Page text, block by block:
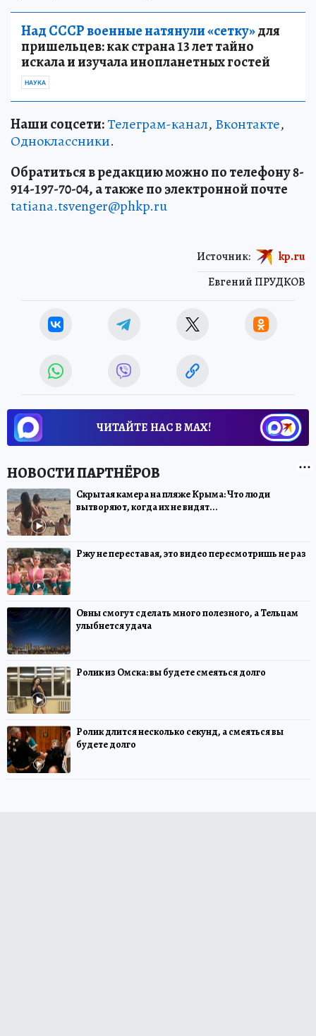
Над СССР военные натянули «сетку»для
пришельцев: как страна 13 лет тайно
искала и изучала инопланетных гостей
НАУКА
Наши соцсети:Телеграм-канал, Вконтакте,
Одноклассники.
Обратиться в редакцию можно по телефону 8-
914-197-70-04, а также по электронной почте
tatiana.tsvenger@phkp.ru
Евгений ПРУДКОВ
Источник: kp.ru
ЧИТАЙТЕ НАС В МАХ!
Скрытая камера на пляже Крыма: Что люди
вытворяют, когда их не видят...
Ржу не переставая, это видео пересмотришь не раз
Овны смогут сделать много полезного, а Тельцам
улыбнется удача
Ролик из Омска: вы будете смеяться долго
Ролик длится несколько секунд, а смеяться вы
будете долго